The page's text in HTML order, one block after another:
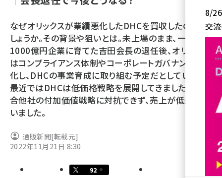
楽天 (1873)
ecbeing (1210)
アスクル (1122)
base (1079)
ビィ・フォアード (776)
なぜオリックスが業績悪化したDHCを買収したので
しょうか。その背景や狙いとは。未上場のまま、一代で
1000億円企業に育てた吉田会長の退任後、オリックス
はコンプライアンス体制やコーポレートガバナンスを強
化し、DHCの事業育成に取り組む予定だとしています。
最近ではDHCは低価格戦略を展開してきましたが、競
合他社の付加価値戦略に対抗できず、売上が低迷して
いました。
通販新聞[転載元]
2022年11月21日 8:30
92
8/26
交